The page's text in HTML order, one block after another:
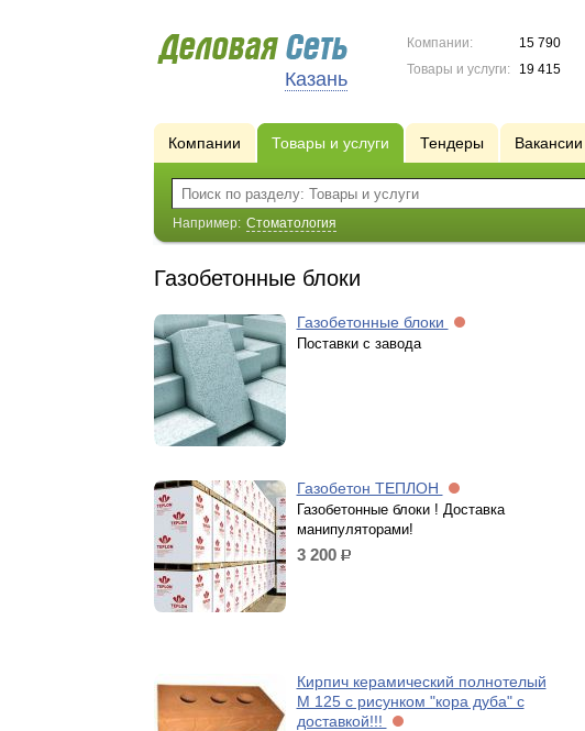
Казань
Компании:
15 790
Товары и услуги:
19 415
Компании Товары и услуги Тендеры Вакансии
Например: Стоматология
Газобетонные блоки
Газобетонные блоки
Поставки с завода
Газобетон ТЕПЛОН
Газобетонные блоки ! Доставка
манипуляторами!
3 200 р.
Кирпич керамический полнотелый
М 125 с рисунком "кора дуба" с
доставкой!!!